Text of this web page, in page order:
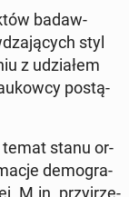
ba­daw­
styl
z udzia­łem
po­stą­
temat stanu or­
de­mo­gra­
M.in. przyj­rze­